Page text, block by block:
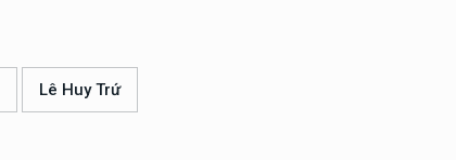
Lê Huy Trứ